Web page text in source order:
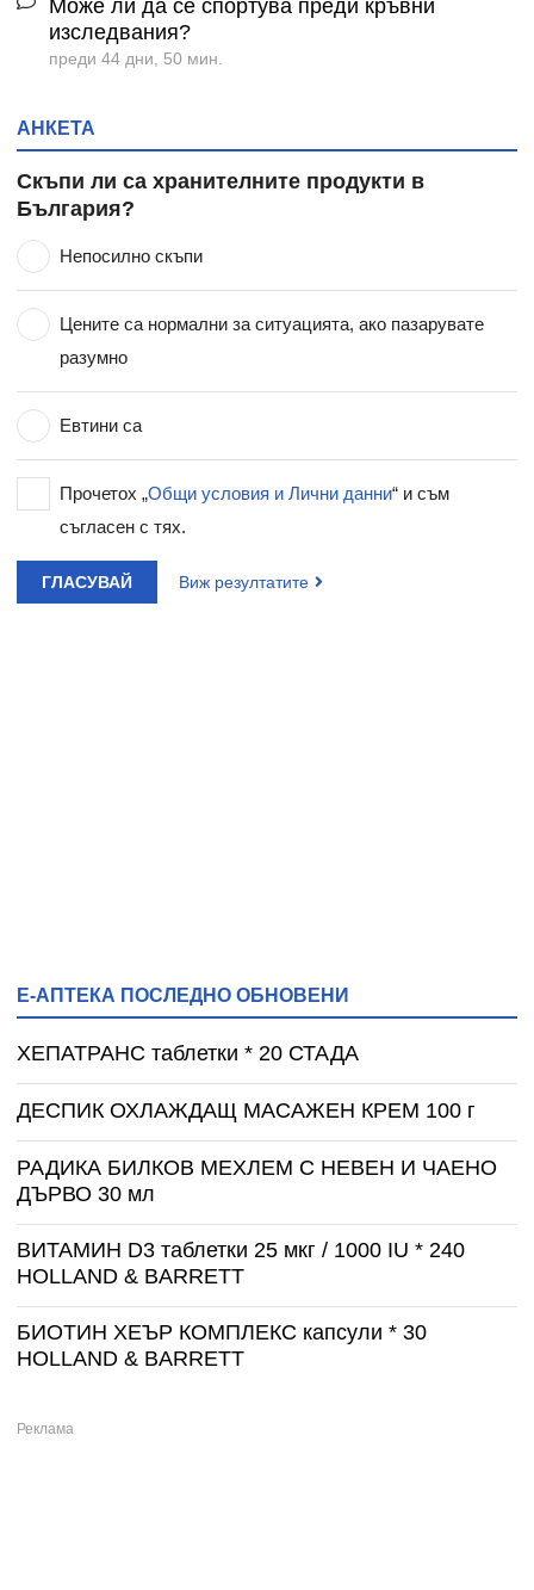
Може ли да се спортува преди кръвни
изследвания?
преди 44 дни, 50 мин.
АНКЕТА
Скъпи ли са хранителните продукти в
България?
Непосилно скъпи
Цените са нормални за ситуацията, ако пазарувате
разумно
Евтини са
Прочетох „Общи условия и Лични данни“ и съм
съгласен с тях.
ГЛАСУВАЙ Виж резултатите
Е-АПТЕКА ПОСЛЕДНО ОБНОВЕНИ
ХЕПАТРАНС таблетки * 20 СТАДА
ДЕСПИК ОХЛАЖДАЩ МАСАЖЕН КРЕМ 100 г
РАДИКА БИЛКОВ МЕХЛЕМ С НЕВЕН И ЧАЕНО
ДЪРВО 30 мл
ВИТАМИН D3 таблетки 25 мкг / 1000 IU * 240
HOLLAND & BARRETT
БИОТИН ХЕЪР КОМПЛЕКС капсули * 30
HOLLAND & BARRETT